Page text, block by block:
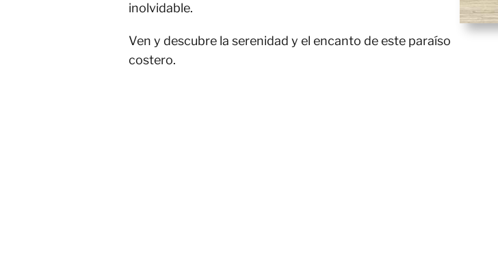
inolvidable.
Ven y descubre la serenidad y el encanto de este paraíso
costero.